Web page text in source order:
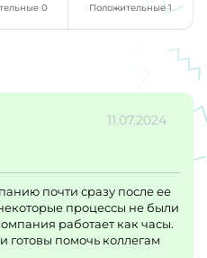
0 Положительные 1
11.07.2024
почти сразу после ее
процессы не были
работает как часы.
готовы помочь коллегам